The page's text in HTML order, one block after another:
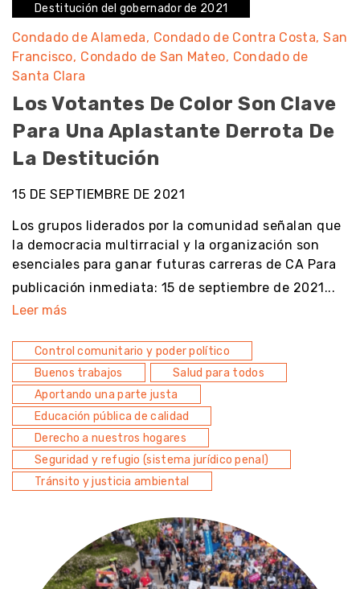
Destitución del gobernador de 2021
Condado de Alameda Condado de Contra Costa San
Francisco Condado de San Mateo Condado de
Santa Clara
Los Votantes De Color Son Clave
Para Una Aplastante Derrota De
La Destitución
15 DE SEPTIEMBRE DE 2021
Los grupos liderados por la comunidad señalan que
la democracia multirracial y la organización son
esenciales para ganar futuras carreras de CA Para
publicación inmediata: 15 de septiembre de 2021...
Leer más
Control comunitario y poder político
Buenos trabajos
Salud para todos
Aportando una parte justa
Educación pública de calidad
Derecho a nuestros hogares
Seguridad y refugio (sistema jurídico penal)
Tránsito y justicia ambiental